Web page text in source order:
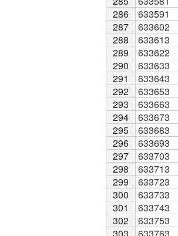
286
633591
287
633602
288
633613
289
633622
290
633633
291
633643
292
633653
293
633663
294
633673
295
633683
296
633693
297
633703
298
633713
299
633723
300
633733
301
633743
302
633753
286
287
288
289
290
291
292
293
294
295
296
297
298
299
300
301
302